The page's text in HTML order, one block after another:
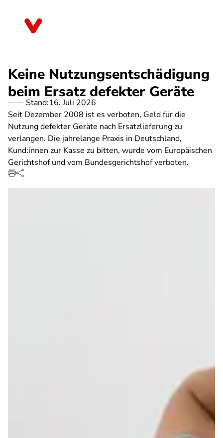
Keine Nutzungsentschädigung
beim Ersatz defekter Geräte
Stand:16. Juli 2026
Seit Dezember 2008 ist es verboten, Geld für die
Nutzung defekter Geräte nach Ersatzlieferung zu
verlangen. Die jahrelange Praxis in Deutschland,
Kund:innen zur Kasse zu bitten, wurde vom Europäischen
Gerichtshof und vom Bundesgerichtshof verboten.